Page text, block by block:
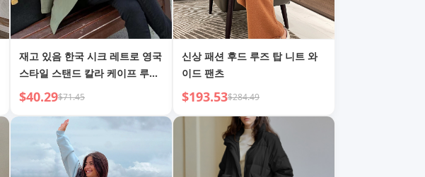
재고 있음 한국 시크 레트로 영국
스타일 스탠드 칼라 케이프 루즈
롱슬리브 쇼트 바람막이 재킷 여
성
$40.29$71.45
신상 패션 후드 루즈 탑 니트 와
이드 팬츠
$193.53$284.49